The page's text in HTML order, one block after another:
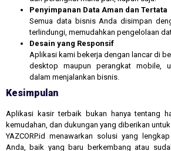
Penyimpanan Data Aman dan Tertata
Semua data bisnis Anda disimpan
terlindungi, memudahkan pengelolaan
Desain yang Responsif
Aplikasi kami bekerja dengan lancar di
desktop maupun perangkat mobile,
dalam menjalankan bisnis.
Kesimpulan
Aplikasi kasir terbaik bukan hanya tentang
kemudahan, dan dukungan yang diberikan
YAZCORP.id menawarkan solusi yang
Anda, baik yang baru berkembang atau